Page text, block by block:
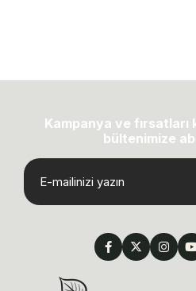
Kampanya ve fırsatları
bültenimize